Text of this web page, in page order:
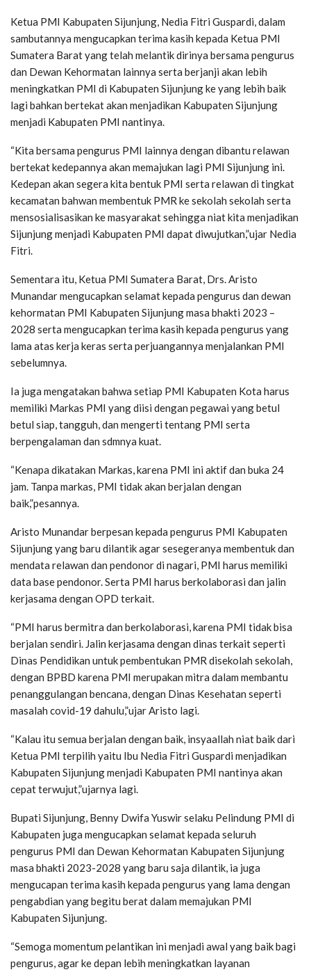
Ketua PMI Kabupaten Sijunjung, Nedia Fitri Guspardi, dalam
sambutannya mengucapkan terima kasih kepada Ketua PMI
Sumatera Barat yang telah melantik dirinya bersama pengurus
dan Dewan Kehormatan lainnya serta berjanji akan lebih
meningkatkan PMI di Kabupaten Sijunjung ke yang lebih baik
lagi bahkan bertekat akan menjadikan Kabupaten Sijunjung
menjadi Kabupaten PMI nantinya.
“Kita bersama pengurus PMI lainnya dengan dibantu relawan
bertekat kedepannya akan memajukan lagi PMI Sijunjung ini.
Kedepan akan segera kita bentuk PMI serta relawan di tingkat
kecamatan bahwan membentuk PMR ke sekolah sekolah serta
mensosialisasikan ke masyarakat sehingga niat kita menjadikan
Sijunjung menjadi Kabupaten PMI dapat diwujutkan,”ujar Nedia
Fitri.
Sementara itu, Ketua PMI Sumatera Barat, Drs. Aristo
Munandar mengucapkan selamat kepada pengurus dan dewan
kehormatan PMI Kabupaten Sijunjung masa bhakti 2023 –
2028 serta mengucapkan terima kasih kepada pengurus yang
lama atas kerja keras serta perjuangannya menjalankan PMI
sebelumnya.
Ia juga mengatakan bahwa setiap PMI Kabupaten Kota harus
memiliki Markas PMI yang diisi dengan pegawai yang betul
betul siap, tangguh, dan mengerti tentang PMI serta
berpengalaman dan sdmnya kuat.
“Kenapa dikatakan Markas, karena PMI ini aktif dan buka 24
jam. Tanpa markas, PMI tidak akan berjalan dengan
baik,”pesannya.
Aristo Munandar berpesan kepada pengurus PMI Kabupaten
Sijunjung yang baru dilantik agar sesegeranya membentuk dan
mendata relawan dan pendonor di nagari, PMI harus memiliki
data base pendonor. Serta PMI harus berkolaborasi dan jalin
kerjasama dengan OPD terkait.
“PMI harus bermitra dan berkolaborasi, karena PMI tidak bisa
berjalan sendiri. Jalin kerjasama dengan dinas terkait seperti
Dinas Pendidikan untuk pembentukan PMR disekolah sekolah,
dengan BPBD karena PMI merupakan mitra dalam membantu
penanggulangan bencana, dengan Dinas Kesehatan seperti
masalah covid-19 dahulu,”ujar Aristo lagi.
“Kalau itu semua berjalan dengan baik, insyaallah niat baik dari
Ketua PMI terpilih yaitu Ibu Nedia Fitri Guspardi menjadikan
Kabupaten Sijunjung menjadi Kabupaten PMI nantinya akan
cepat terwujut,”ujarnya lagi.
Bupati Sijunjung, Benny Dwifa Yuswir selaku Pelindung PMI di
Kabupaten juga mengucapkan selamat kepada seluruh
pengurus PMI dan Dewan Kehormatan Kabupaten Sijunjung
masa bhakti 2023-2028 yang baru saja dilantik, ia juga
mengucapan terima kasih kepada pengurus yang lama dengan
pengabdian yang begitu berat dalam memajukan PMI
Kabupaten Sijunjung.
“Semoga momentum pelantikan ini menjadi awal yang baik bagi
pengurus, agar ke depan lebih meningkatkan layanan